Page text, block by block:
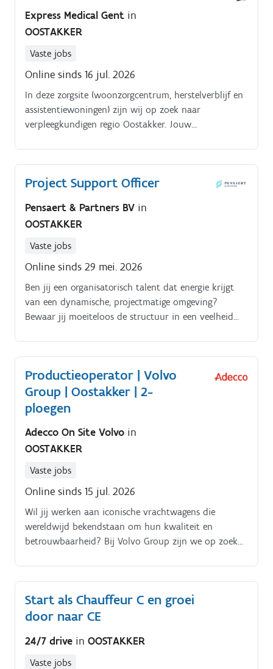
Express Medical Gent in
OOSTAKKER
Vaste jobs
Online sinds 16 jul. 2026
In deze zorgsite (woonzorgcentrum, herstelverblijf en
assistentiewoningen) zijn wij op zoek naar
verpleegkundigen regio Oostakker. Jouw
en draagt bij aan hun comfort en welzijn (opstaan,
mobiliseren, persoonlijke verzorging, postoperatieve
toestand van de patiënt nauwgezet op en bespreekt
eventuele veranderingen met het interdisciplinair
teamJe verzorgt de administratieve opvolging van
overplaatsingen en de registratie van verpleegkundige
verstrekkingenJe hebt een bijzondere interesse in
wondzorg
Project Support Officer
Pensaert & Partners BV in
OOSTAKKER
Vaste jobs
Online sinds 29 mei. 2026
Ben jij een organisatorisch talent dat energie krijgt
van een dynamische, projectmatige omgeving?
Bewaar jij moeiteloos de structuur in een veelheid
Productieoperator | Volvo
Group | Oostakker | 2-
ploegen
Adecco On Site Volvo in
OOSTAKKER
Vaste jobs
Online sinds 15 jul. 2026
Wil jij werken aan iconische vrachtwagens die
wereldwijd bekendstaan om hun kwaliteit en
betrouwbaarheid? Bij Volvo Group zijn we op zoek
Start als Chauffeur C en groei
door naar CE
24/7 drive in OOSTAKKER
Vaste jobs